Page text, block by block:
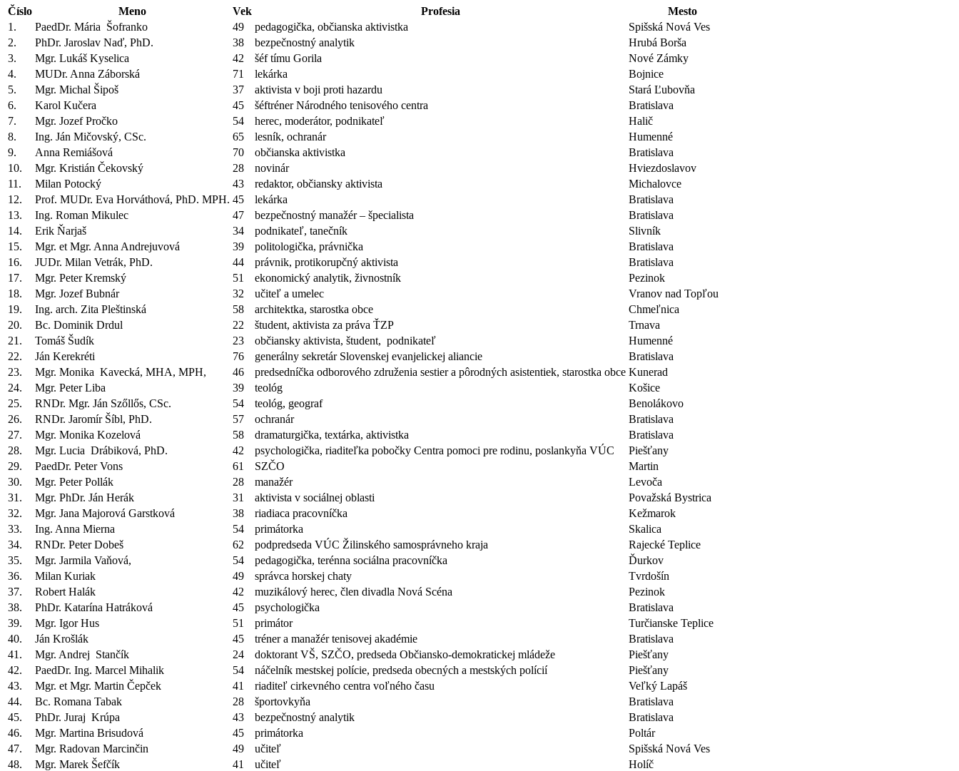
Číslo Meno Vek Profesia
Mesto
1.
PaedDr. Mária Šofranko 49 pedagogička, občianska aktivistka
Spišská Nová Ves
2.
PhDr. Jaroslav Naď, PhD. 38 bezpečnostný analytik
Hrubá Borša
3.
Mgr. Lukáš Kyselica 42 šéf tímu Gorila
Nové Zámky
4.
MUDr. Anna Záborská 71 lekárka
Bojnice
5.
Mgr. Michal Šipoš 37 aktivista v boji proti hazardu
Stará Ľubovňa
6.
Karol Kučera 45 šéftréner Národného tenisového centra
Bratislava
7.
Mgr. Jozef Pročko 54 herec, moderátor, podnikateľ
Halič
8.
Ing. Ján Mičovský, CSc. 65 lesník, ochranár
Humenné
9.
Anna Remiášová 70 občianska aktivistka
Bratislava
10.
Mgr. Kristián Čekovský 28 novinár
Hviezdoslavov
11.
Milan Potocký 43 redaktor, občiansky aktivista
Michalovce
12.
Prof. MUDr. Eva Horváthová, PhD. MPH. 45 lekárka
Bratislava
13.
Ing. Roman Mikulec 47 bezpečnostný manažér – špecialista
Bratislava
14.
Erik Ňarjaš 34 podnikateľ, tanečník
Slivník
15.
Mgr. et Mgr. Anna Andrejuvová 39 politologička, právnička
Bratislava
16.
JUDr. Milan Vetrák, PhD. 44 právnik, protikorupčný aktivista
Bratislava
17.
Mgr. Peter Kremský 51 ekonomický analytik, živnostník
Pezinok
18.
Mgr. Jozef Bubnár 32 učiteľ a umelec
Vranov nad Topľou
19.
Ing. arch. Zita Pleštinská 58 architektka, starostka obce
Chmeľnica
20.
Bc. Dominik Drdul 22 študent, aktivista za práva ŤZP
Trnava
21.
Tomáš Šudík 23 občiansky aktivista, študent, podnikateľ
Humenné
22.
Ján Kerekréti 76 generálny sekretár Slovenskej evanjelickej aliancie
Bratislava
23.
Mgr. Monika Kavecká, MHA, MPH, 46 predsedníčka odborového združenia sestier a pôrodných asistentiek, starostka obce Kunerad
24.
Mgr. Peter Liba 39 teológ
Košice
25.
RNDr. Mgr. Ján Szőllős, CSc. 54 teológ, geograf
Benolákovo
26.
RNDr. Jaromír Šíbl, PhD. 57 ochranár
Bratislava
27.
Mgr. Monika Kozelová 58 dramaturgička, textárka, aktivistka
Bratislava
28.
Mgr. Lucia Drábiková, PhD. 42 psychologička, riaditeľka pobočky Centra pomoci pre rodinu, poslankyňa VÚC
Piešťany
29.
PaedDr. Peter Vons 61 SZČO
Martin
30.
Mgr. Peter Pollák 28 manažér
Levoča
31.
Mgr. PhDr. Ján Herák 31 aktivista v sociálnej oblasti
Považská Bystrica
32.
Mgr. Jana Majorová Garstková 38 riadiaca pracovníčka
Kežmarok
33.
Ing. Anna Mierna 54 primátorka
Skalica
34.
RNDr. Peter Dobeš 62 podpredseda VÚC Žilinského samosprávneho kraja
Rajecké Teplice
35.
Mgr. Jarmila Vaňová, 54 pedagogička, terénna sociálna pracovníčka
Ďurkov
36.
Milan Kuriak 49 správca horskej chaty
Tvrdošín
37.
Robert Halák 42 muzikálový herec, člen divadla Nová Scéna
Pezinok
38.
PhDr. Katarína Hatráková 45 psychologička
Bratislava
39.
Mgr. Igor Hus 51 primátor
Turčianske Teplice
40.
Ján Krošlák 45 tréner a manažér tenisovej akadémie
Bratislava
41.
Mgr. Andrej Stančík 24 doktorant VŠ, SZČO, predseda Občiansko-demokratickej mládeže
Piešťany
42.
PaedDr. Ing. Marcel Mihalik 54 náčelník mestskej polície, predseda obecných a mestských polícií
Piešťany
43.
Mgr. et Mgr. Martin Čepček 41 riaditeľ cirkevného centra voľného času
Veľký Lapáš
44.
Bc. Romana Tabak 28 športovkyňa
Bratislava
45.
PhDr. Juraj Krúpa 43 bezpečnostný analytik
Bratislava
46.
Mgr. Martina Brisudová 45 primátorka
Poltár
47.
Mgr. Radovan Marcinčin 49 učiteľ
Spišská Nová Ves
48.
Mgr. Marek Šefčík 41 učiteľ
Holíč